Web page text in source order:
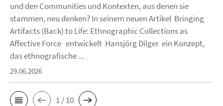
und den Communities und Kontexten, aus denen sie
stammen, neu denken? In seinem neuen Artikel Bringing
Artifacts (Back) to Life: Ethnographic Collections as
Affective Force entwickelt Hansjörg Dilger ein Konzept,
das ethnografische ...
29.06.2026
1 / 10